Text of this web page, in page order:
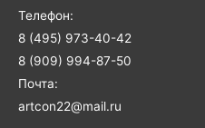
Телефон:
8 (495) 973-40-42
8 (909) 994-87-50
Почта:
artcon22@mail.ru